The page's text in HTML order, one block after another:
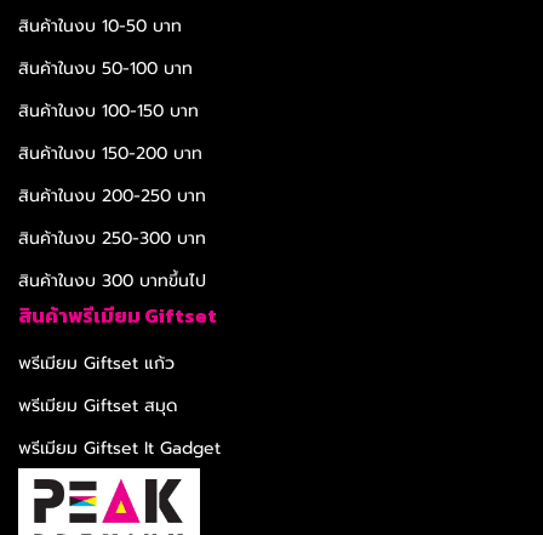
สินค้าในงบ 10-50 บาท
สินค้าในงบ 50-100 บาท
สินค้าในงบ 100-150 บาท
สินค้าในงบ 150-200 บาท
สินค้าในงบ 200-250 บาท
สินค้าในงบ 250-300 บาท
สินค้าในงบ 300 บาทขึ้นไป
สินค้าพรีเมียม Giftset
พรีเมียม Giftset แก้ว
พรีเมียม Giftset สมุด
พรีเมียม Giftset It Gadget